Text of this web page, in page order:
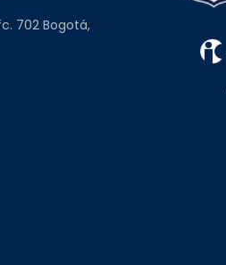
702 Bogotá,